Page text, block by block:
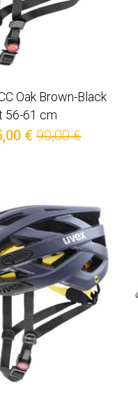
Oak Brown-Black
56-61 cm
€ 90,00 €